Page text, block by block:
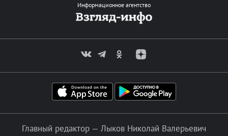
Информационное агентство
Главный редактор — Лыков Николай Валерьевич